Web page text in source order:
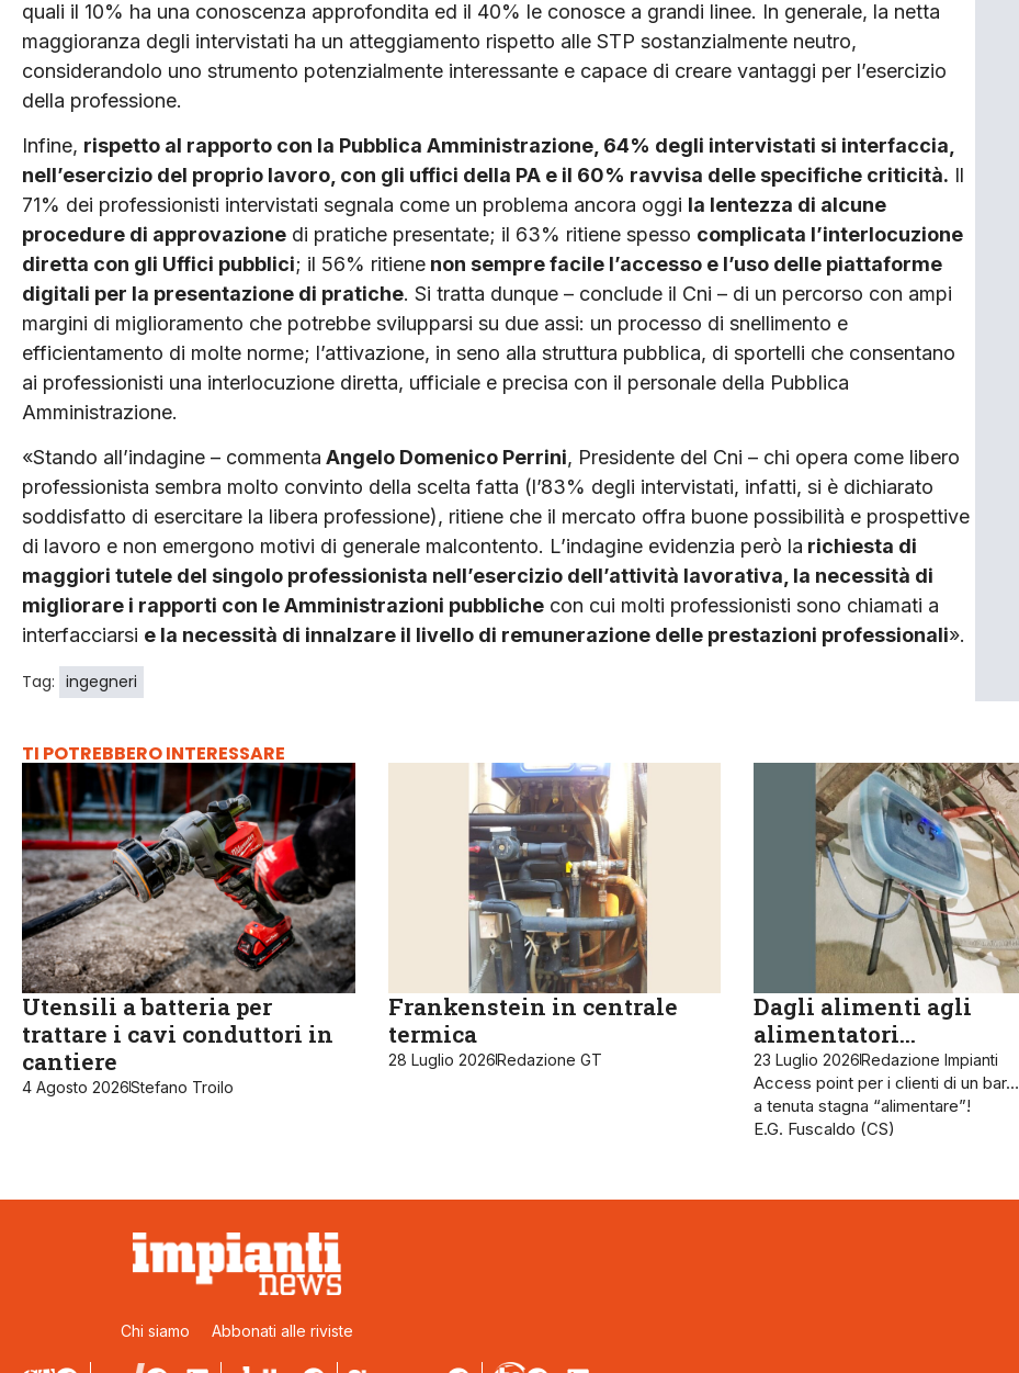
quali il 10% ha una conoscenza approfondita ed il 40% le conosce a grandi linee. In generale, la netta
maggioranza degli intervistati ha un atteggiamento rispetto alle STP sostanzialmente neutro,
considerandolo uno strumento potenzialmente interessante e capace di creare vantaggi per l’esercizio
della professione.
Infine, rispetto al rapporto con la Pubblica Amministrazione, 64% degli intervistati si interfaccia,
nell’esercizio del proprio lavoro, con gli uffici della PA e il 60% ravvisa delle specifiche criticità. Il
71% dei professionisti intervistati segnala come un problema ancora oggi la lentezza di alcune
procedure di approvazione di pratiche presentate; il 63% ritiene spesso complicata l’interlocuzione
diretta con gli Uffici pubblici; il 56% ritiene non sempre facile l’accesso e l’uso delle piattaforme
digitali per la presentazione di pratiche. Si tratta dunque – conclude il Cni – di un percorso con ampi
margini di miglioramento che potrebbe svilupparsi su due assi: un processo di snellimento e
efficientamento di molte norme; l’attivazione, in seno alla struttura pubblica, di sportelli che consentano
ai professionisti una interlocuzione diretta, ufficiale e precisa con il personale della Pubblica
Amministrazione.
«Stando all’indagine – commenta Angelo Domenico Perrini, Presidente del Cni – chi opera come libero
professionista sembra molto convinto della scelta fatta (l’83% degli intervistati, infatti, si è dichiarato
soddisfatto di esercitare la libera professione), ritiene che il mercato offra buone possibilità e prospettive
di lavoro e non emergono motivi di generale malcontento. L’indagine evidenzia però la richiesta di
maggiori tutele del singolo professionista nell’esercizio dell’attività lavorativa, la necessità di
migliorare i rapporti con le Amministrazioni pubbliche con cui molti professionisti sono chiamati a
interfacciarsi e la necessità di innalzare il livello di remunerazione delle prestazioni professionali».
Tag: ingegneri
TI POTREBBERO INTERESSARE
Utensili a batteria per
trattare i cavi conduttori in
cantiere
4 Agosto 2026Stefano Troilo
Frankenstein in centrale
termica
28 Luglio 2026Redazione GT
Dagli alimenti agli
alimentatori…
23 Luglio 2026Redazione Impianti
Access point per i clienti di un bar…
a tenuta stagna “alimentare”!
E.G. Fuscaldo (CS)
Chi siamo Abbonati alle riviste